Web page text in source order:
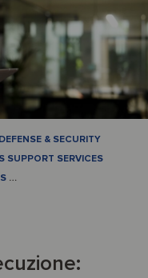
& SECURITY
SUPPORT SERVICES
…